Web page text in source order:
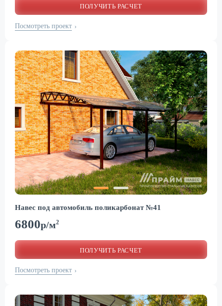
ПОЛУЧИТЬ РАСЧЕТ
Посмотреть проект ›
Навес под автомобиль поликарбонат №41
6800р/м2
ПОЛУЧИТЬ РАСЧЕТ
Посмотреть проект ›